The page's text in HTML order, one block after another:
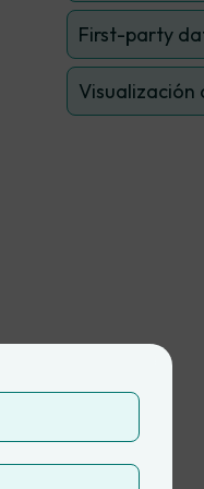
First-party
Visualización